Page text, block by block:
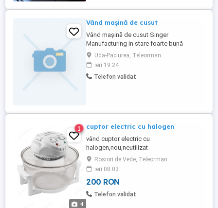
Vând mașină de cusut
Vând mașină de cusut Singer
Manufacturing in stare foarte bună
Uda-Paciurea, Teleorman
ieri 19:24
Telefon validat
4
1 cuptor electric cu halogen
vând cuptor electric cu
halogen,nou,neutilizat
Rosiori de Vede, Teleorman
ieri 08:03
200 RON
Telefon validat